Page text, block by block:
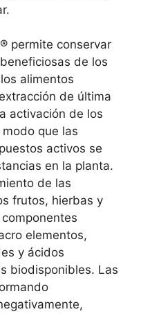
permite conservar
de los
alimentos
de última
activación de los
que las
activos se
en la planta.
de las
frutos, hierbas y
elementos,
y ácidos
biodisponibles. Las